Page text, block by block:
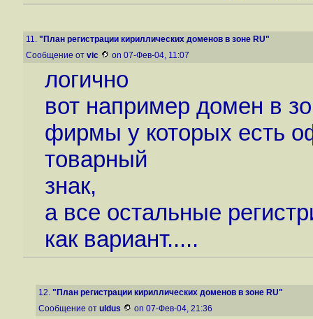
11. "План регистрации кириллических доменов в зоне RU"
Сообщение от vic on 07-Фев-04, 11:07
логично
вот например домен в
фирмы у которых есть
товарный
знак,
а все остальные
как вариант.....
12. "План регистрации кириллических доменов в зоне RU"
Сообщение от uldus on 07-Фев-04, 21:36